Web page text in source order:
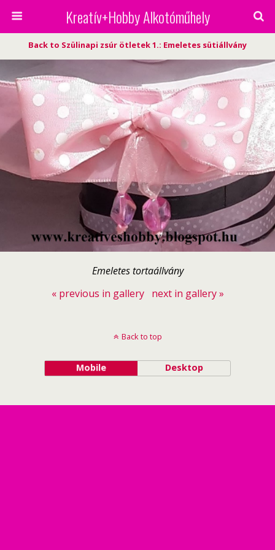
Kreatív+Hobby Alkotóműhely
Back to Szülinapi zsúr ötletek 1.: Emeletes sütiállvány
Emeletes tortaállvány
« previous in gallery
next in gallery »
Back to top
Mobile Desktop